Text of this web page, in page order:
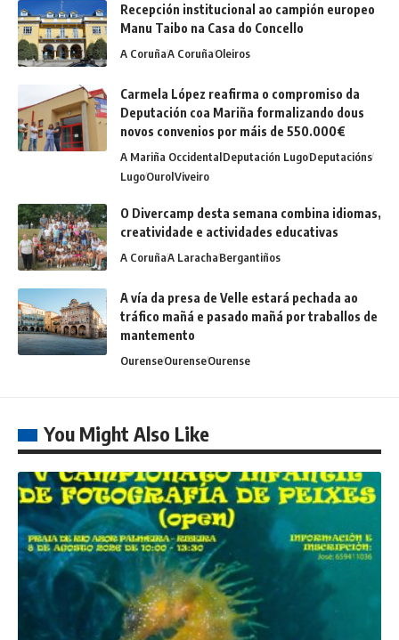
Recepción institucional ao campión europeo
Manu Taibo na Casa do Concello
A CoruñaA CoruñaOleiros
Carmela López reafirma o compromiso da
Deputación coa Mariña formalizando dous
novos convenios por máis de 550.000€
A Mariña OccidentalDeputación LugoDeputacións
LugoOurolViveiro
O Divercamp desta semana combina idiomas,
creatividade e actividades educativas
A CoruñaA LarachaBergantiños
A vía da presa de Velle estará pechada ao
tráfico mañá e pasado mañá por traballos de
mantemento
OurenseOurenseOurense
You Might Also Like